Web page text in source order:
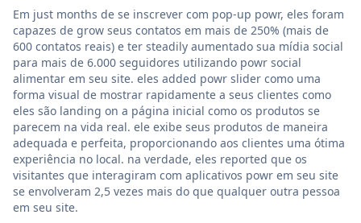
Em just months de se inscrever com pop-up powr, eles foram
capazes de grow seus contatos em mais de 250% (mais de
600 contatos reais) e ter steadily aumentado sua mídia social
para mais de 6.000 seguidores utilizando powr social
alimentar em seu site. eles added powr slider como uma
forma visual de mostrar rapidamente a seus clientes como
eles são landing on a página inicial como os produtos se
parecem na vida real. ele exibe seus produtos de maneira
adequada e perfeita, proporcionando aos clientes uma ótima
experiência no local. na verdade, eles reported que os
visitantes que interagiram com aplicativos powr em seu site
se envolveram 2,5 vezes mais do que qualquer outra pessoa
em seu site.